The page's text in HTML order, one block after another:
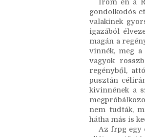
Úgy
Ezért aztán
Írom én a
gondolkodós
valakinek
igazából
magán a
vinnék, meg
vagyok
regényből,
pusztán
kivinnének a